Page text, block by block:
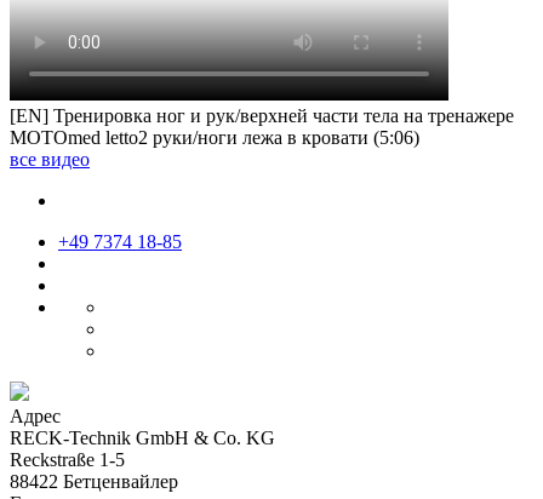
[EN] Тренировка ног и рук/верхней части тела на тренажере
MOTOmed letto2 руки/ноги лежа в кровати (5:06)
все видео
+49 7374 18-85
Адрес
RECK-Technik GmbH & Co. KG
Reckstraße 1-5
88422 Бетценвайлер